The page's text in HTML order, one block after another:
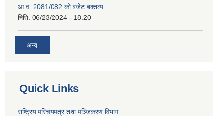
आ.व. 2081/082 को बजेट बक्तव्य
मिति: 06/23/2024 - 18:20
अन्य
Quick Links
राष्ट्रिय परिचयपत्र तथा पञ्जिकरण विभाग